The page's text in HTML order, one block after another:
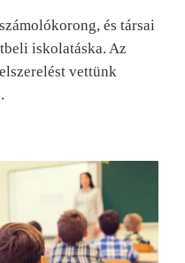
és társai
iskolatáska. Az
vettünk